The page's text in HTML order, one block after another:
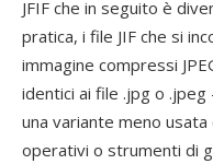
JFIF che in seguito è
pratica, i file JIF che si
immagine compressi
identici ai file .jpg o
una variante meno usata
operativi o strumenti di